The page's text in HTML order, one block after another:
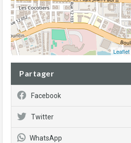
Leaflet
Partager
Facebook
Twitter
WhatsApp